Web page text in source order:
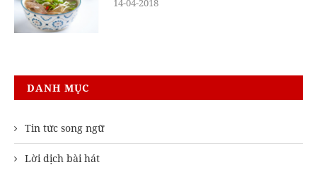
14-04-2018
DANH MỤC
Tin tức song ngữ
Lời dịch bài hát